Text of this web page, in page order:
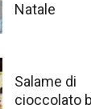
Natale
Salame di
cioccolato